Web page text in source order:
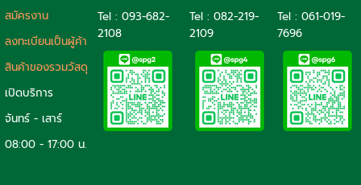
สมัครงาน
ลงทะเบียนเป็นผู้ค้า
สินค้าของรวมวัสดุ
เปิดบริการ
จันทร์ - เสาร์
08:00 - 17:00 น.
Tel : 093-682-
2108
Tel : 082-219-
2109
Tel : 061-019-
7696